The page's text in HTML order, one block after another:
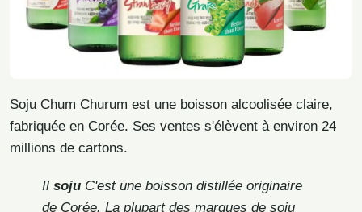
Soju Chum Churum est une boisson alcoolisée claire,
fabriquée en Corée. Ses ventes s'élèvent à environ 24
millions de cartons.
Il soju C'est une boisson distillée originaire
de Corée. La plupart des marques de soju